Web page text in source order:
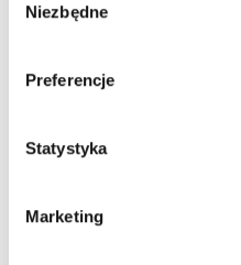
zgody
Niezbędne
Preferencje
Statystyka
Marketing